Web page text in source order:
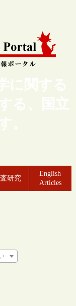
に関する
る、国立
。
研究
English
Articles